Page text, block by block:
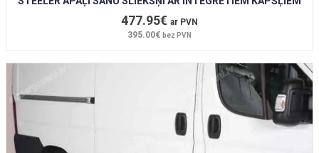
477.95€ ar PVN
395.00€ bez PVN